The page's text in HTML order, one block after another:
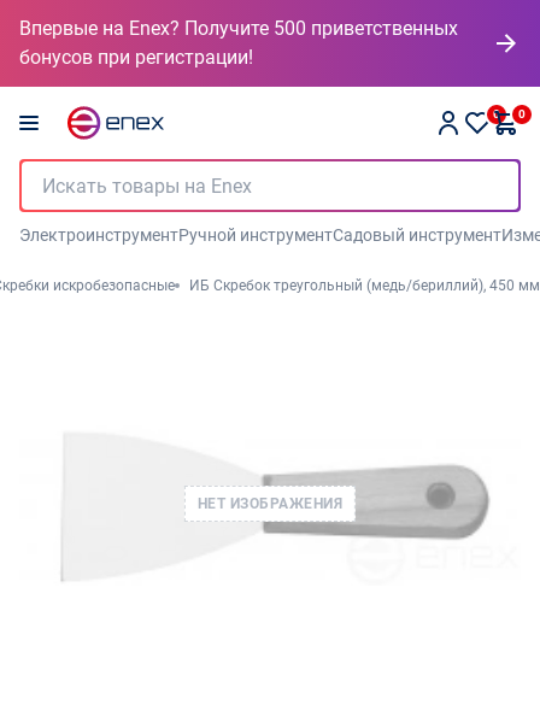
Впервые на Enex? Получите 500 приветственных
бонусов при регистрации!
0 0
ЭлектроинструментРучной инструментСадовый инструмент
искробезопасные ИБ Скребок треугольный (медь/бериллий), 450 мм
НЕТ ИЗОБРАЖЕНИЯ